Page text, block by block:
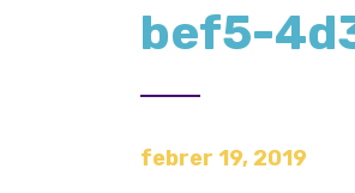
bef5-
febrer 19, 2019